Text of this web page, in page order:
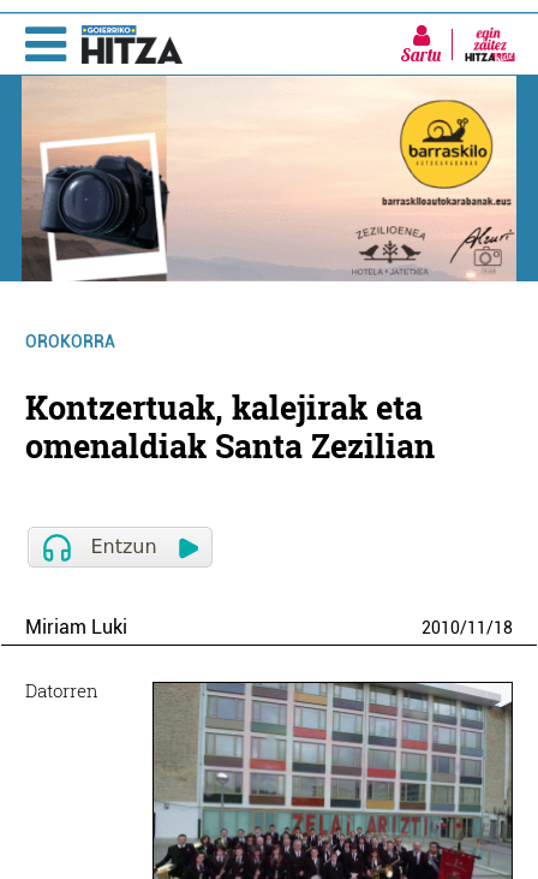
Sartu
OROKORRA
Kontzertuak, kalejirak eta
omenaldiak Santa Zezilian
Miriam Luki 2010/11/18
Datorren